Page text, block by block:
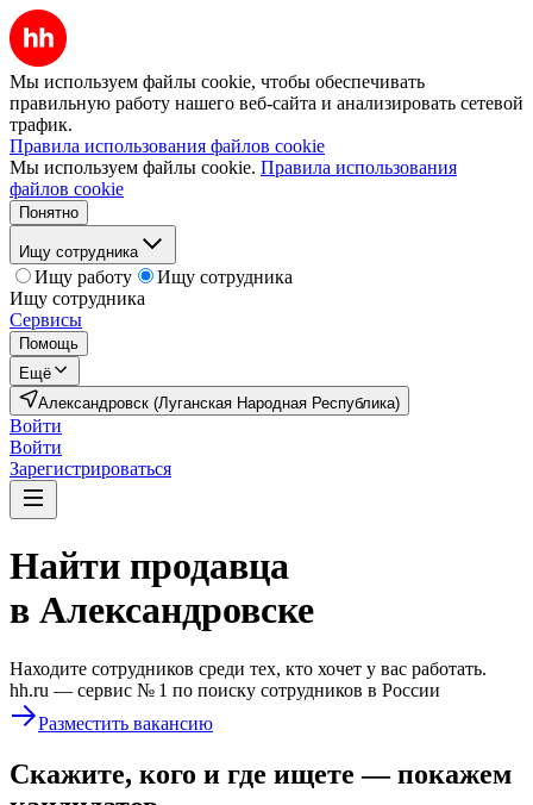
Мы используем файлы cookie, чтобы обеспечивать
правильную работу нашего веб-сайта и анализировать сетевой
трафик.
Правила использования файлов cookie
Мы используем файлы cookie. Правила использования
файлов cookie
Понятно
Ищу сотрудника
Ищу работу
Ищу сотрудника
Ищу сотрудника
Сервисы
Помощь
Ещё
Александровск (Луганская Народная Республика)
Войти
Войти
Зарегистрироваться
Найти продавца
в Александровске
Находите сотрудников среди тех, кто хочет у вас работать.
hh.ru — сервис № 1 по поиску сотрудников в России
Разместить вакансию
Скажите, кого и где ищете — покажем